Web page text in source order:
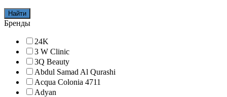
Найти
Бренды
24K
3 W Clinic
3Q Beauty
Abdul Samad Al Qurashi
Acqua Colonia 4711
Adyan